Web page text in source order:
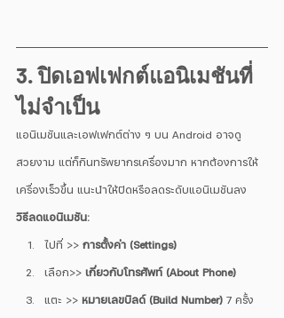
3. ปิดเอฟเฟกต์แอนิเมชันที่
ไม่จำเป็น
แอนิเมชันและเอฟเฟกต์ต่าง ๆ บน Android อาจดู
สวยงาม แต่ก็กินทรัพยากรเครื่องมาก หากต้องการให้
เครื่องเร็วขึ้น แนะนำให้ปิดหรือลดระดับแอนิเมชันลง
วิธีลดแอนิเมชัน:
ไปที่ >> การตั้งค่า (Settings)
เลือก>> เกี่ยวกับโทรศัพท์ (About Phone)
แตะ >> หมายเลขบิลด์ (Build Number) 7 ครั้ง